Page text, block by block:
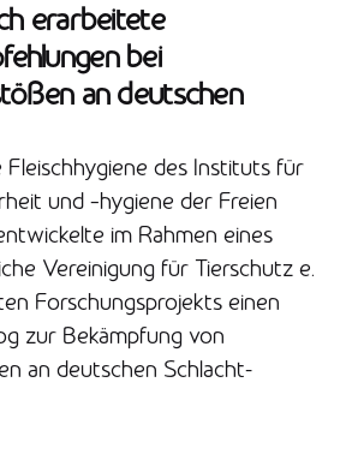
erarbeitete
bei
an deutschen
des Instituts für
und –hygiene der Freien
im Rahmen eines
Vereinigung für Tierschutz e.
Forschungsprojekts einen
zur Bekämpfung von
an deutschen Schlacht-